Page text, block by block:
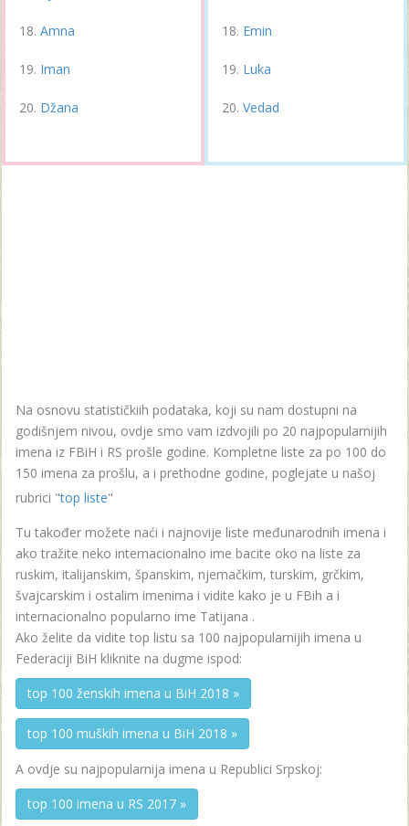
Amna
Iman
Džana
Emin
Luka
Vedad
Na osnovu statističkiih podataka, koji su nam dostupni na
godišnjem nivou, ovdje smo vam izdvojili po 20 najpopularnijih
imena iz FBiH i RS prošle godine. Kompletne liste za po 100 do
150 imena za prošlu, a i prethodne godine, poglejate u našoj
rubrici "top liste"
Tu također možete naći i najnovije liste međunarodnih imena i
ako tražite neko internacionalno ime bacite oko na liste za
ruskim, italijanskim, španskim, njemačkim, turskim, grčkim,
švajcarskim i ostalim imenima i vidite kako je u FBih a i
internacionalno popularno ime Tatijana .
Ako želite da vidite top listu sa 100 najpopularnijih imena u
Federaciji BiH kliknite na dugme ispod:
top 100 ženskih imena u BiH 2018 »
top 100 muških imena u BiH 2018 »
A ovdje su najpopularnija imena u Republici Srpskoj:
top 100 imena u RS 2017 »